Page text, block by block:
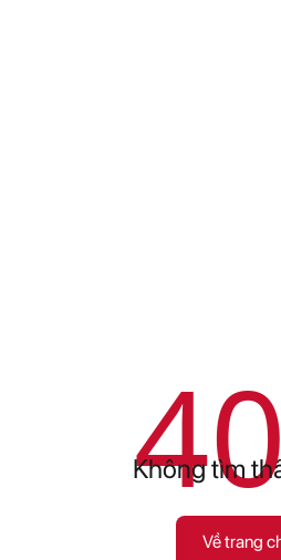
Không tìm
Về trang